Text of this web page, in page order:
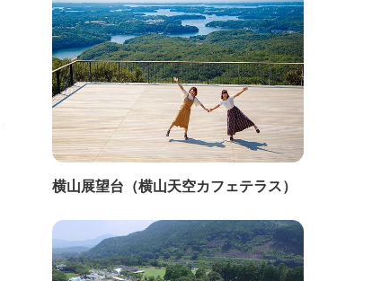
横山展望台（横山天空カフェテラス）